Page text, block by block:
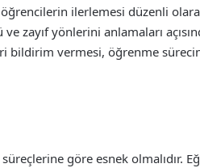
öğrencilerin ilerlemesi düzenli
zayıf yönlerini anlamaları
bildirim vermesi, öğrenme
göre esnek olmalıdır.